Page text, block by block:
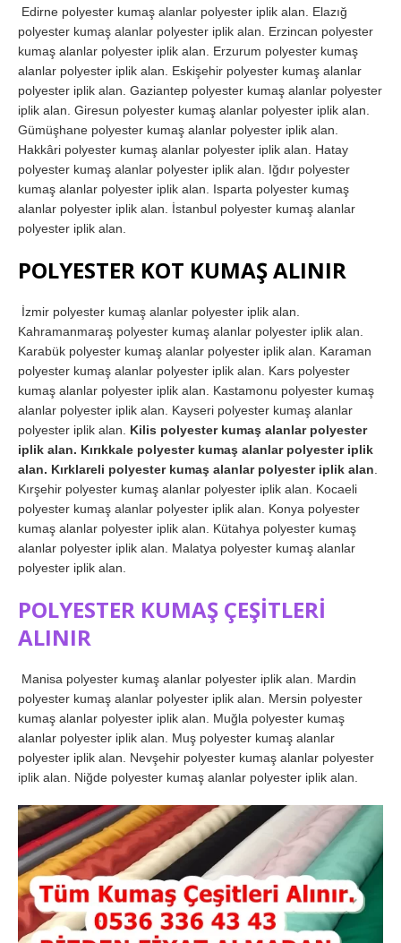
Edirne polyester kumaş alanlar polyester iplik alan. Elazığ
polyester kumaş alanlar polyester iplik alan. Erzincan polyester
kumaş alanlar polyester iplik alan. Erzurum polyester kumaş
alanlar polyester iplik alan. Eskişehir polyester kumaş alanlar
polyester iplik alan. Gaziantep polyester kumaş alanlar polyester
iplik alan. Giresun polyester kumaş alanlar polyester iplik alan.
Gümüşhane polyester kumaş alanlar polyester iplik alan.
Hakkâri polyester kumaş alanlar polyester iplik alan. Hatay
polyester kumaş alanlar polyester iplik alan. Iğdır polyester
kumaş alanlar polyester iplik alan. Isparta polyester kumaş
alanlar polyester iplik alan. İstanbul polyester kumaş alanlar
polyester iplik alan.
POLYESTER KOT KUMAŞ ALINIR
İzmir polyester kumaş alanlar polyester iplik alan.
Kahramanmaraş polyester kumaş alanlar polyester iplik alan.
Karabük polyester kumaş alanlar polyester iplik alan. Karaman
polyester kumaş alanlar polyester iplik alan. Kars polyester
kumaş alanlar polyester iplik alan. Kastamonu polyester kumaş
alanlar polyester iplik alan. Kayseri polyester kumaş alanlar
polyester iplik alan. Kilis polyester kumaş alanlar polyester
iplik alan. Kırıkkale polyester kumaş alanlar polyester iplik
alan. Kırklareli polyester kumaş alanlar polyester iplik alan.
Kırşehir polyester kumaş alanlar polyester iplik alan. Kocaeli
polyester kumaş alanlar polyester iplik alan. Konya polyester
kumaş alanlar polyester iplik alan. Kütahya polyester kumaş
alanlar polyester iplik alan. Malatya polyester kumaş alanlar
polyester iplik alan.
POLYESTER KUMAŞ ÇEŞİTLERİ
ALINIR
Manisa polyester kumaş alanlar polyester iplik alan. Mardin
polyester kumaş alanlar polyester iplik alan. Mersin polyester
kumaş alanlar polyester iplik alan. Muğla polyester kumaş
alanlar polyester iplik alan. Muş polyester kumaş alanlar
polyester iplik alan. Nevşehir polyester kumaş alanlar polyester
iplik alan. Niğde polyester kumaş alanlar polyester iplik alan.